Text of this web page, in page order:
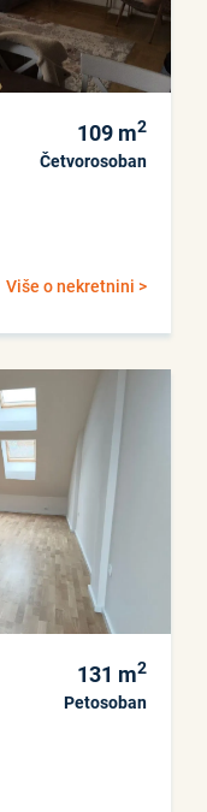
109 m2
Četvorosoban
Više o nekretnini >
131 m2
Petosoban